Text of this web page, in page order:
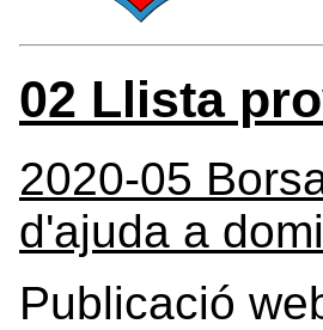
02 Llista
2020-05
d'ajuda a
Publicació